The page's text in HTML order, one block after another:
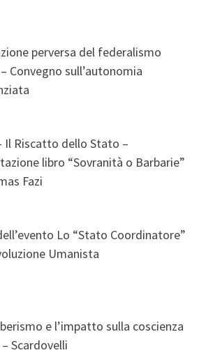
perversa del federalismo
Convegno sull’autonomia
Il Riscatto dello Stato –
libro “Sovranità o Barbarie”
Fazi
Lo “Stato Coordinatore”
Umanista
e l’impatto sulla coscienza
Scardovelli